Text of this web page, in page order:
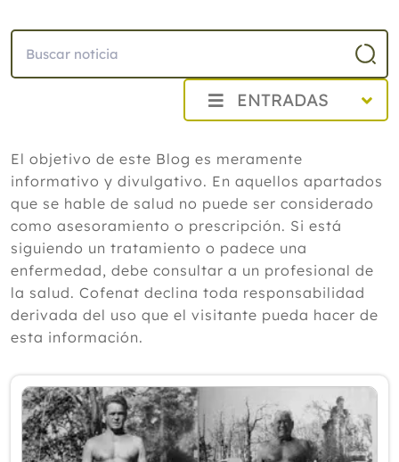
ENTRADAS
2025
2024
2023
2022
2021
2020
2018
2017
Diciembre
El objetivo de este Blog es meramente
informativo y divulgativo. En aquellos apartados
que se hable de salud no puede ser considerado
como asesoramiento o prescripción. Si está
siguiendo un tratamiento o padece una
enfermedad, debe consultar a un profesional de
la salud. Cofenat declina toda responsabilidad
derivada del uso que el visitante pueda hacer de
esta información.